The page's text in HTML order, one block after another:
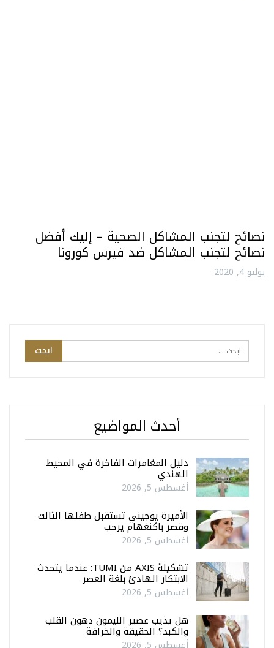
نصائح لتجنب المشاكل الصحية – إليك أفضل
نصائح لتجنب المشاكل ضد فيرس كورونا
يوليو 4, 2020
أحدث المواضيع
دليل المغامرات الفاخرة في المحيط
الهندي
أغسطس 5, 2026
الأميرة يوجيني تستقبل طفلها الثالث
وقصر باكنغهام يرحب
أغسطس 5, 2026
تشكيلة AXIS من TUMI: عندما يتحدث
الابتكار الهادئ بلغة العصر
أغسطس 5, 2026
هل يذيب عصير الليمون دهون القلب
والكبد؟ الحقيقة والخرافة